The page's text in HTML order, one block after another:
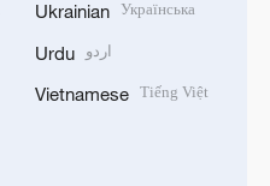
Ukrainian Українська
Urdu اردو
Vietnamese Tiếng Việt